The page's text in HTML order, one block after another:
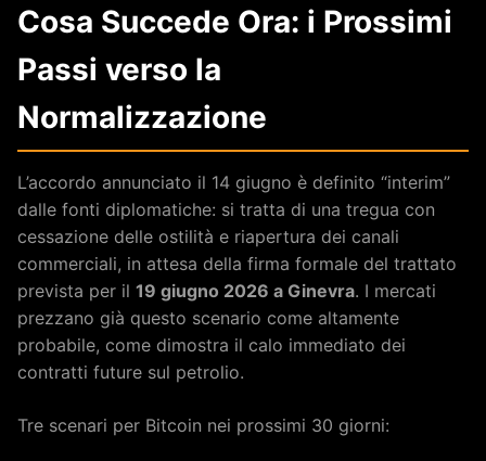
Cosa Succede Ora: i Prossimi
Passi verso la
Normalizzazione
L’accordo annunciato il 14 giugno è definito “interim”
dalle fonti diplomatiche: si tratta di una tregua con
cessazione delle ostilità e riapertura dei canali
commerciali, in attesa della firma formale del trattato
prevista per il 19 giugno 2026 a Ginevra. I mercati
prezzano già questo scenario come altamente
probabile, come dimostra il calo immediato dei
contratti future sul petrolio.
Tre scenari per Bitcoin nei prossimi 30 giorni: